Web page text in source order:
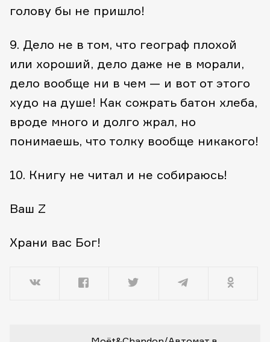
голову бы не пришло!
9. Дело не в том, что географ плохой
или хороший, дело даже не в морали,
дело вообще ни в чем — и вот от этого
худо на душе! Как сожрать батон хлеба,
вроде много и долго жрал, но
понимаешь, что толку вообще никакого!
10. Книгу не читал и не собираюсь!
Ваш Z
Храни вас Бог!